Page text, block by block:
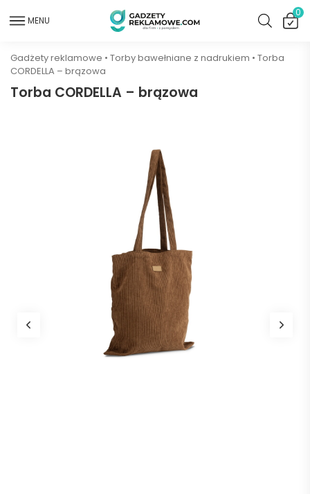
MENU
0
Gadżety reklamowe • Torby bawełniane z nadrukiem • Torba
CORDELLA – brązowa
Torba CORDELLA – brązowa